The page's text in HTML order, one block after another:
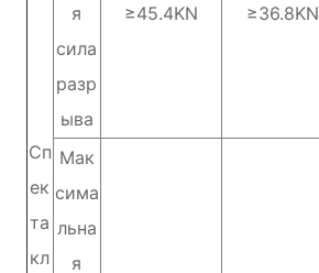
Сп
ек
та
кл
я
сила
разр
ыва
≥45.4KN ≥36.8KN
Мак
сима
льна
я